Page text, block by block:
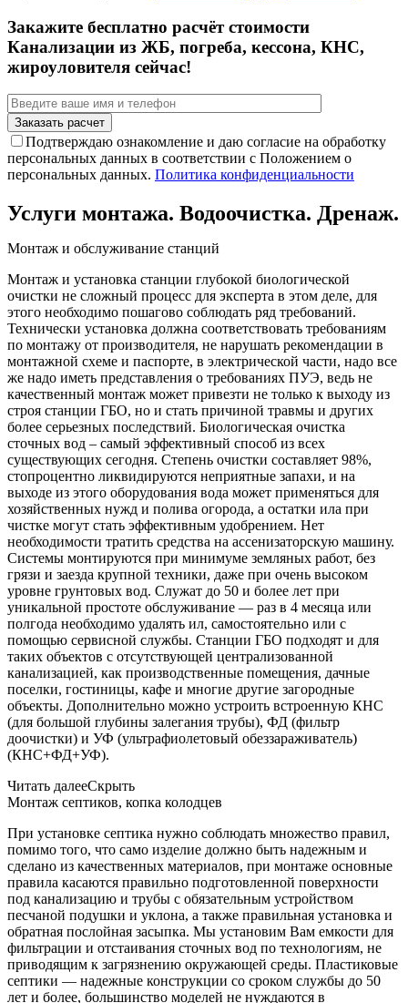
Закажите бесплатно расчёт стоимости
Канализации из ЖБ, погреба, кессона, КНС,
жироуловителя сейчас!
Подтверждаю ознакомление и даю согласие на обработку
персональных данных в соответствии с Положением о
персональных данных. Политика конфиденциальности
Услуги монтажа. Водоочистка. Дренаж.
Монтаж и обслуживание станций
Монтаж и установка станции глубокой биологической
очистки не сложный процесс для эксперта в этом деле, для
этого необходимо пошагово соблюдать ряд требований.
Технически установка должна соответствовать требованиям
по монтажу от производителя, не нарушать рекомендации в
монтажной схеме и паспорте, в электрической части, надо все
же надо иметь представления о требованиях ПУЭ, ведь не
качественный монтаж может привезти не только к выходу из
строя станции ГБО, но и стать причиной травмы и других
более серьезных последствий. Биологическая очистка
сточных вод – самый эффективный способ из всех
существующих сегодня. Степень очистки составляет 98%,
стопроцентно ликвидируются неприятные запахи, и на
выходе из этого оборудования вода может применяться для
хозяйственных нужд и полива огорода, а остатки ила при
чистке могут стать эффективным удобрением. Нет
необходимости тратить средства на ассенизаторскую машину.
Системы монтируются при минимуме земляных работ, без
грязи и заезда крупной техники, даже при очень высоком
уровне грунтовых вод. Служат до 50 и более лет при
уникальной простоте обслуживание — раз в 4 месяца или
полгода необходимо удалять ил, самостоятельно или с
помощью сервисной службы. Станции ГБО подходят и для
таких объектов с отсутствующей централизованной
канализацией, как производственные помещения, дачные
поселки, гостиницы, кафе и многие другие загородные
объекты. Дополнительно можно устроить встроенную КНС
(для большой глубины залегания трубы), ФД (фильтр
доочистки) и УФ (ультрафиолетовый обеззараживатель)
(КНС+ФД+УФ).
Читать далееСкрыть
Монтаж септиков, копка колодцев
При установке септика нужно соблюдать множество правил,
помимо того, что само изделие должно быть надежным и
сделано из качественных материалов, при монтаже основные
правила касаются правильно подготовленной поверхности
под канализацию и трубы с обязательным устройством
песчаной подушки и уклона, а также правильная установка и
обратная послойная засыпка. Мы установим Вам емкости для
фильтрации и отстаивания сточных вод по технологиям, не
приводящим к загрязнению окружающей среды. Пластиковые
септики — надежные конструкции со сроком службы до 50
лет и более, большинство моделей не нуждаются в